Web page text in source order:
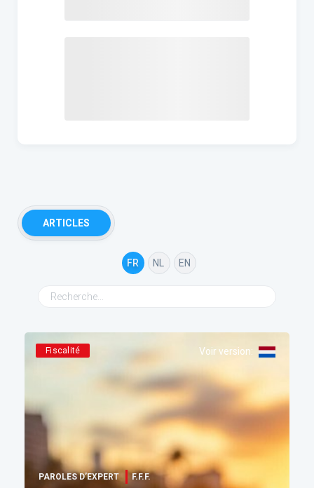
ARTICLES
FR NL EN
Fiscalité Voir version:
PAROLES D’EXPERT F.F.F.